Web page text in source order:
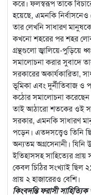
করে। ফলস্বরূপ তাকে
হয়েছে, এমনকি
তার লেখনি সাধারণ
কখনো শহরের পর শহর
গ্রন্থগুলো জ্বালিয়ে-পুড়িয়ে
সমালোচনা করার সুবাদে
সরকারের অকার্যকারিতা,
ভূমিকা এবং দুর্নীতিবাজ ও
কঠোর সমালোচনা
তাই আঠারো শতকের ওই
সরকার, এমনকি সাধারণ
পড়েন। এতদসত্ত্বেও তিনি
অন্যতম অগ্রসেনানী। যিনি
ইতিহাসসহ সাহিত্যের
কেবল চিঠির সংখ্যাই ছিল
প্রায় ২ হাজারেরও বেশি।
কিংবদন্তি ফরাসী